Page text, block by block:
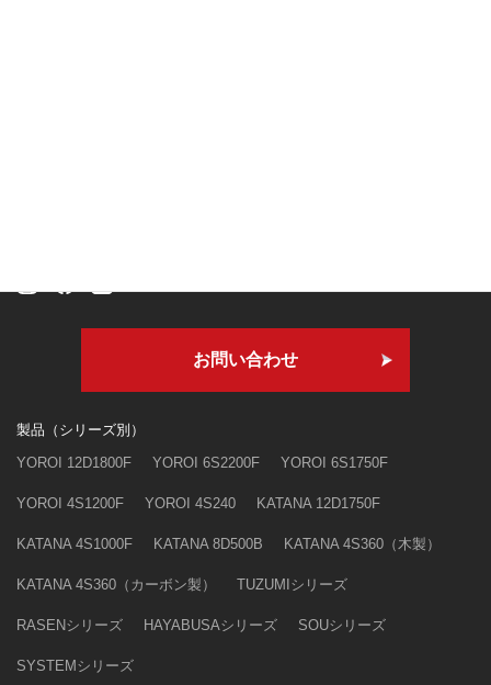
お問い合わせ
製品（シリーズ別）
YOROI 12D1800F
YOROI 6S2200F YOROI 6S1750F
YOROI 4S1200F YOROI 4S240 KATANA 12D1750F
KATANA 4S1000F KATANA 8D500B KATANA 4S360（木製）
KATANA 4S360（カーボン製） TUZUMIシリーズ
RASENシリーズ HAYABUSAシリーズ SOUシリーズ
SYSTEMシリーズ